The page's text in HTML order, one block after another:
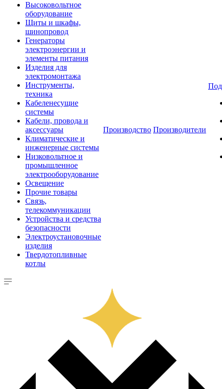
Высоковольтное
оборудование
Щиты и шкафы,
шинопровод
Генераторы
электроэнергии и
элементы питания
Изделия для
электромонтажа
Инструменты,
техника
Кабеленесущие
системы
Кабели, провода и
аксессуары
Климатические и
инженерные системы
Низковольтное и
промышленное
электрооборудование
Освещение
Прочие товары
Связь,
телекоммуникации
Устройства и средства
безопасности
Электроустановочные
изделия
Твердотопливные
котлы
Производство Производители